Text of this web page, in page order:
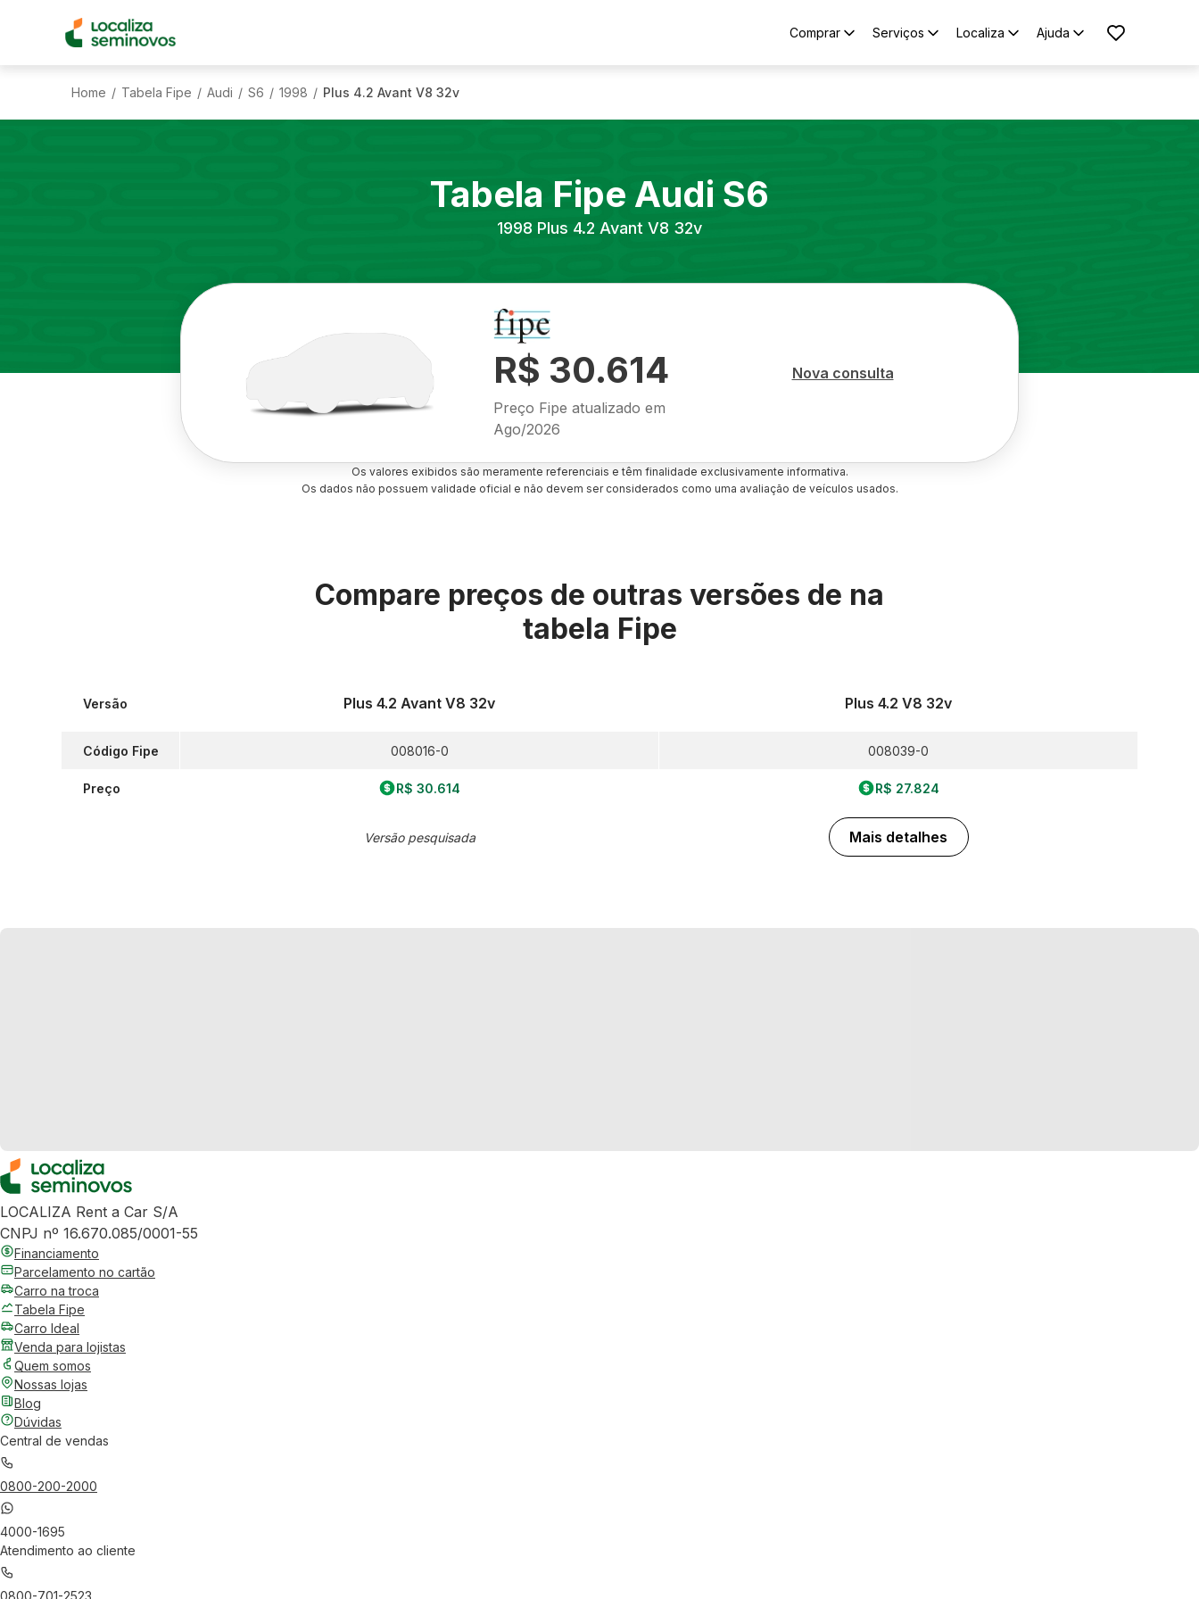
Comprar Serviços Localiza Ajuda
Home / Tabela Fipe / Audi / S6 / 1998 / Plus 4.2 Avant V8 32v
Tabela Fipe Audi S6
1998 Plus 4.2 Avant V8 32v
R$ 30.614
Preço Fipe atualizado em
Ago/2026
Nova consulta
Os valores exibidos são meramente referenciais e têm finalidade exclusivamente informativa.
Os dados não possuem validade oficial e não devem ser considerados como uma avaliação de veículos usados.
Compare preços de outras versões de na
tabela Fipe
Versão
Código Fipe
Preço
Plus 4.2 Avant V8 32v
008016-0
R$ 30.614
Versão pesquisada
Plus 4.2 V8 32v
008039-0
R$ 27.824
Mais detalhes
LOCALIZA Rent a Car S/A
CNPJ nº 16.670.085/0001-55
Financiamento
Parcelamento no cartão
Carro na troca
Tabela Fipe
Carro Ideal
Venda para lojistas
Quem somos
Nossas lojas
Blog
Dúvidas
Central de vendas
0800-200-2000
4000-1695
Atendimento ao cliente
0800-701-2523